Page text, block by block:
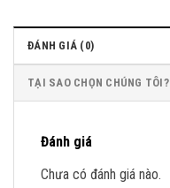
ĐÁNH GIÁ (0)
TẠI SAO CHỌN CHÚNG TÔI?
Đánh giá
Chưa có đánh giá nào.